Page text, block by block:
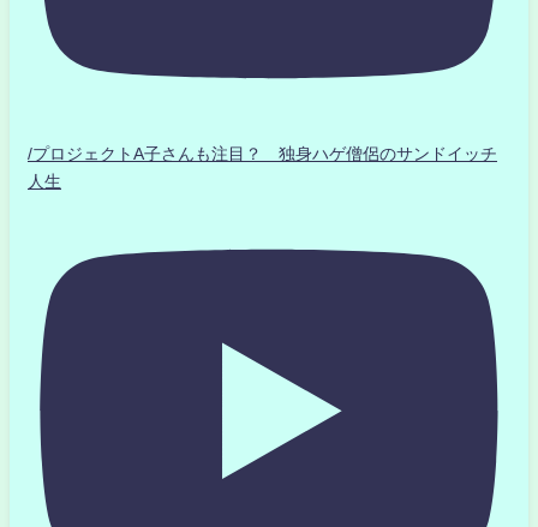
/プロジェクトA子さんも注目？ 独身ハゲ僧侶のサンドイッチ
人生